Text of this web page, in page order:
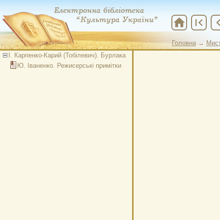
Головна →
home first_page chevron_left
І. Карпенко-Карий (Тобілевич). Бурлака
Ю. Іваненко. Режисерські примітки